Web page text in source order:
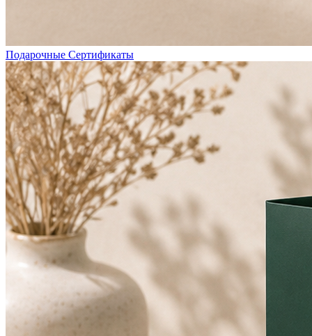
Подарочные Сертификаты